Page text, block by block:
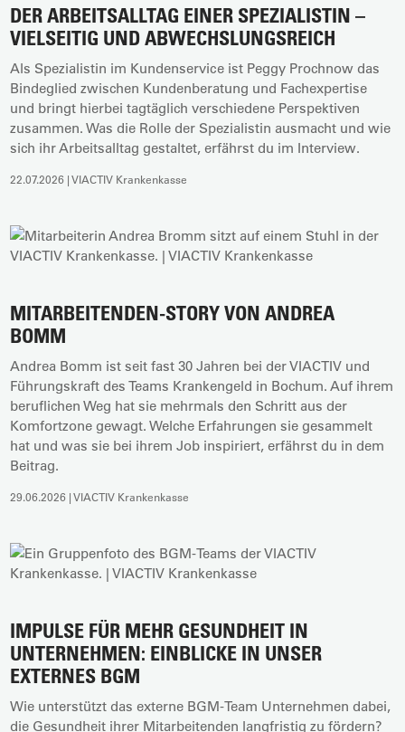
DER ARBEITSALLTAG EINER SPEZIALISTIN –
VIELSEITIG UND ABWECHSLUNGSREICH
Als Spezialistin im Kundenservice ist Peggy Prochnow das
Bindeglied zwischen Kundenberatung und Fachexpertise
und bringt hierbei tagtäglich verschiedene Perspektiven
zusammen. Was die Rolle der Spezialistin ausmacht und wie
sich ihr Arbeitsalltag gestaltet, erfährst du im Interview.
22.07.2026 | VIACTIV Krankenkasse
MITARBEITENDEN-STORY VON ANDREA
BOMM
Andrea Bomm ist seit fast 30 Jahren bei der VIACTIV und
Führungskraft des Teams Krankengeld in Bochum. Auf ihrem
beruflichen Weg hat sie mehrmals den Schritt aus der
Komfortzone gewagt. Welche Erfahrungen sie gesammelt
hat und was sie bei ihrem Job inspiriert, erfährst du in dem
Beitrag.
29.06.2026 | VIACTIV Krankenkasse
IMPULSE FÜR MEHR GESUNDHEIT IN
UNTERNEHMEN: EINBLICKE IN UNSER
EXTERNES BGM
Wie unterstützt das externe BGM-Team Unternehmen dabei,
die Gesundheit ihrer Mitarbeitenden langfristig zu fördern?